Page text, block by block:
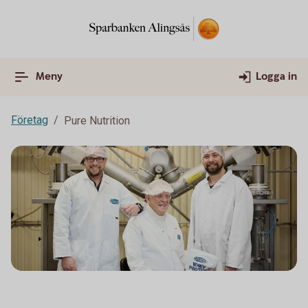
Meny Logga in
Företag Pure Nutrition